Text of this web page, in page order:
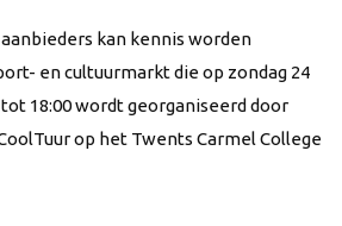
kan kennis worden
en cultuurmarkt die op zondag 24
18:00 wordt georganiseerd door
op het Twents Carmel College